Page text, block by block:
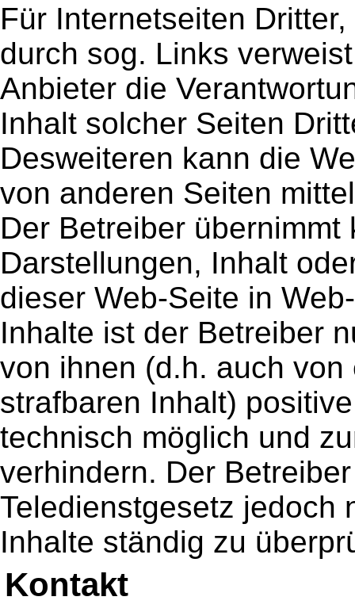
Für Internetseiten
durch sog. Links
Anbieter die
Inhalt solcher Seiten
Desweiteren kann die
von anderen Seiten
Der Betreiber
Darstellungen, Inhalt
dieser Web-Seite in
Inhalte ist der Betreiber
von ihnen (d.h. auch
strafbaren Inhalt)
technisch möglich und
verhindern. Der
Teledienstgesetz jedoch
Inhalte ständig zu
Kontakt